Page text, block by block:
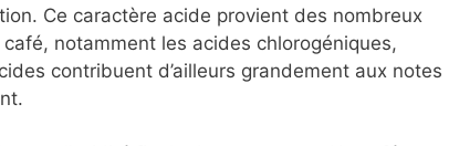
Ce caractère acide provient des nombreux
notamment les acides chlorogéniques,
contribuent d’ailleurs grandement aux notes